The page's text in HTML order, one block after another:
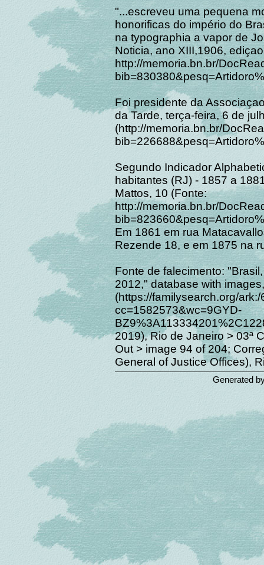
"...escreveu uma pequena
honorificas do império do
na typographia a vapor de
Noticia, ano XIII,1906,
http://memoria.bn.br/
Foi presidente da
da Tarde, terça-feira, 6 de
(http://memoria.bn.br/
Segundo Indicador
habitantes (RJ) - 1857 a
Mattos, 10 (Fonte:
http://memoria.bn.br/
Em 1861 em rua
Rezende 18, e em 1875 na
Fonte de falecimento:
2012," database with
(https://familysearch.org/
cc=1582573&wc=9GYD-
2019), Rio de Janeiro > 03ª
Out > image 94 of 204;
General of Justice Offices),
Generated